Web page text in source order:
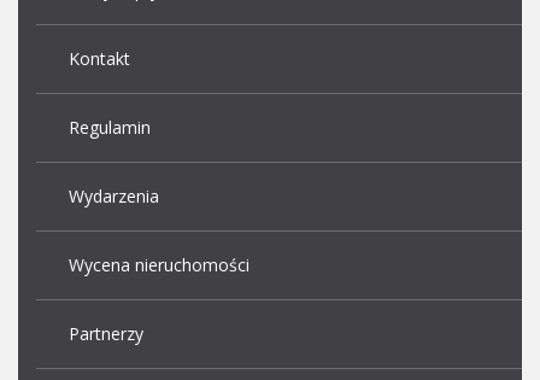
Kontakt
Regulamin
Wydarzenia
Wycena nieruchomości
Partnerzy